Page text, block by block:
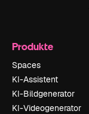
Produkte
Spaces
KI-Assistent
KI-Bildgenerator
KI-Videogenerator